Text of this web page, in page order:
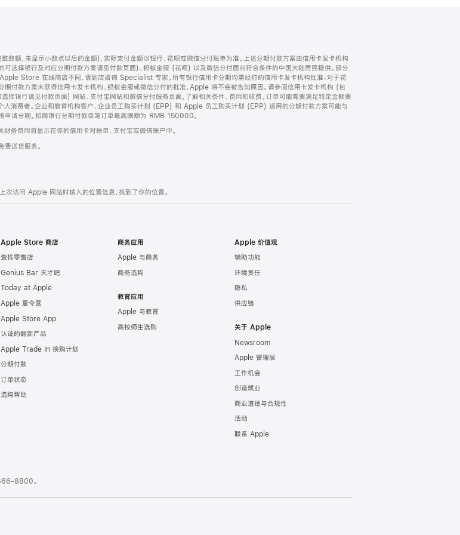
额，未显示小数点以后的金额)，实际支付金额以银行、花呗或微信分付账单为准。上述分期付款方案由信用卡发卡机构
可选择银行及对应分期付款方案请见付款页面)、蚂蚁金服 (花呗) 以及微信分付面向符合条件的中国大陆居民提供。部分
Store 在线商店不同，请到店咨询 Specialist 专家。所有银行信用卡分期均需经你的信用卡发卡机构批准；对于花
期付款方案未获得信用卡发卡机构、蚂蚁金服或微信分付的批准，Apple 将不会被告知原因。请参阅信用卡发卡机构 (包
择银行请见付款页面) 网站、支付宝网站和微信分付服务页面，了解相关条件、费用和收费。订单可能需要满足特定金额要
人消费者。企业和教育机构客户、企业员工购买计划 (EPP) 和 Apple 员工购买计划 (EPP) 适用的分期付款方案可能与
申请分期。招商银行分期付款单笔订单最高限额为 RMB 150000。
务费用将显示在你的信用卡对账单、支付宝或微信账户中。
费送货服务。
次访问 Apple 网站时输入的位置信息，找到了你的位置。
Apple Store 商店
查找零售店
Genius Bar 天才吧
Today at Apple
Apple 夏令营
Apple Store App
认证的翻新产品
Apple Trade In 换购计划
分期付款
订单状态
选购帮助
商务应用
Apple 与商务
商务选购
教育应用
Apple 与教育
高校师生选购
Apple 价值观
辅助功能
环境责任
隐私
供应链
关于 Apple
Newsroom
Apple 管理层
工作机会
创造就业
商业道德与合规性
活动
联系 Apple
8800。